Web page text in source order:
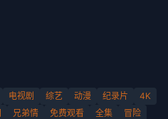
电视剧 综艺 动漫 纪录片
4K
兄弟情 免费观看 全集
冒险